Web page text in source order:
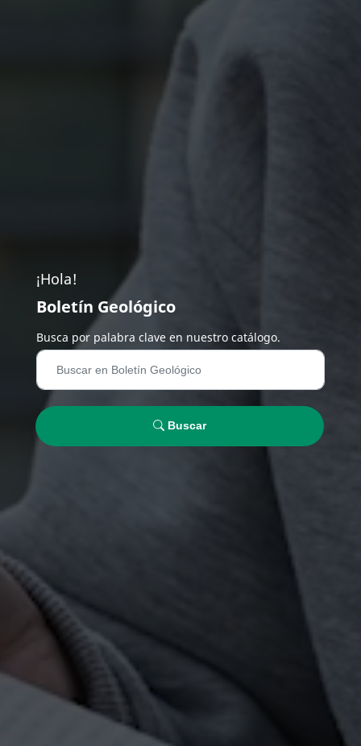
¡Hola!
Boletín Geológico
Busca por palabra clave en nuestro catálogo.
Buscar